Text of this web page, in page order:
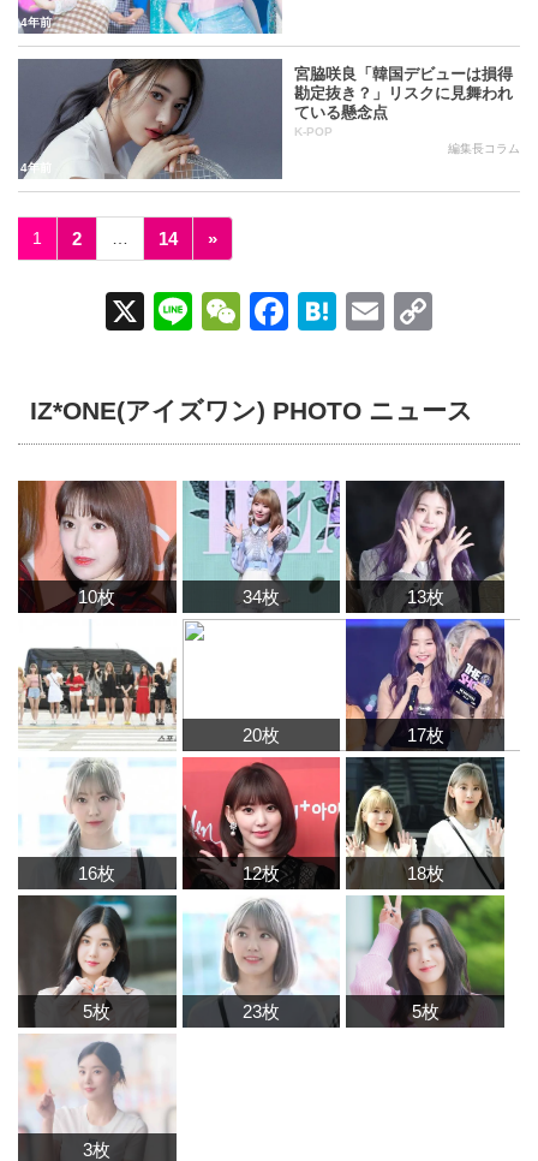
4年前
4年前
宮脇咲良「韓国デビューは損得
勘定抜き？」リスクに見舞われ
ている懸念点
K-POP
編集長コラム
1 2 14 »
X
Li
e
W
h
F
e
o
o
k
H
n
E
y
n
k
IZ*ONE(アイズワン) PHOTO ニュース
10枚 34枚 13枚
20枚 17枚
16枚 12枚 18枚
5枚 23枚 5枚
3枚